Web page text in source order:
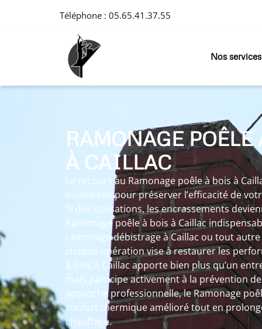
Téléphone : 05.65.41.37.55
Nos services
RAMONAGE
À CAILLAC
Le recours au Ramonage poêle à bois à
essentielle pour préserver l’efficacité de
fil des utilisations, les encrassements
Ramonage poêle à bois à Caillac
ramonage débistrage à Caillac ou tout
chaque opération vise à restaurer les
à bois à Caillac apporte bien plus qu’un
mais participe activement à la prévention
approche professionnelle, le Ramonage
confort thermique amélioré tout en
chauffage.